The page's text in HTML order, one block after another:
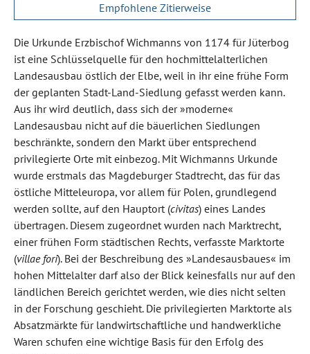
Empfohlene Zitierweise
Die Urkunde Erzbischof Wichmanns von 1174 für Jüterbog
ist eine Schlüsselquelle für den hochmittelalterlichen
Landesausbau östlich der Elbe, weil in ihr eine frühe Form
der geplanten Stadt-Land-Siedlung gefasst werden kann.
Aus ihr wird deutlich, dass sich der »moderne«
Landesausbau nicht auf die bäuerlichen Siedlungen
beschränkte, sondern den Markt über entsprechend
privilegierte Orte mit einbezog. Mit Wichmanns Urkunde
wurde erstmals das Magdeburger Stadtrecht, das für das
östliche Mitteleuropa, vor allem für Polen, grundlegend
werden sollte, auf den Hauptort (civitas) eines Landes
übertragen. Diesem zugeordnet wurden nach Marktrecht,
einer frühen Form städtischen Rechts, verfasste Marktorte
(villae fori). Bei der Beschreibung des »Landesausbaues« im
hohen Mittelalter darf also der Blick keinesfalls nur auf den
ländlichen Bereich gerichtet werden, wie dies nicht selten
in der Forschung geschieht. Die privilegierten Marktorte als
Absatzmärkte für landwirtschaftliche und handwerkliche
Waren schufen eine wichtige Basis für den Erfolg des